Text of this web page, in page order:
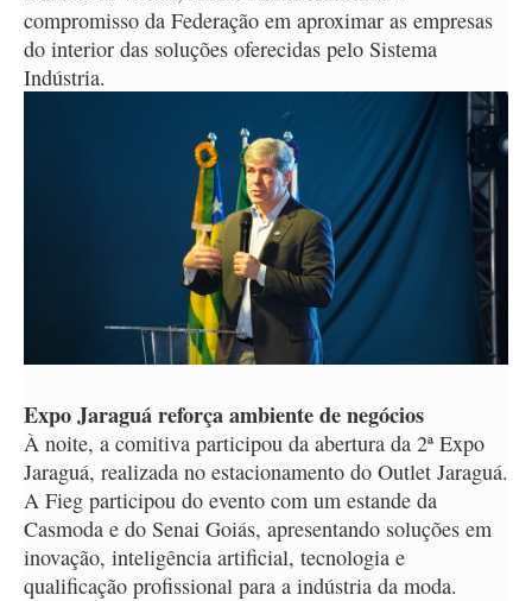
compromisso da Federação em aproximar as empresas
do interior das soluções oferecidas pelo Sistema
Indústria.
Expo Jaraguá reforça ambiente de negócios
À noite, a comitiva participou da abertura da 2ª Expo
Jaraguá, realizada no estacionamento do Outlet Jaraguá.
A Fieg participou do evento com um estande da
Casmoda e do Senai Goiás, apresentando soluções em
inovação, inteligência artificial, tecnologia e
qualificação profissional para a indústria da moda.